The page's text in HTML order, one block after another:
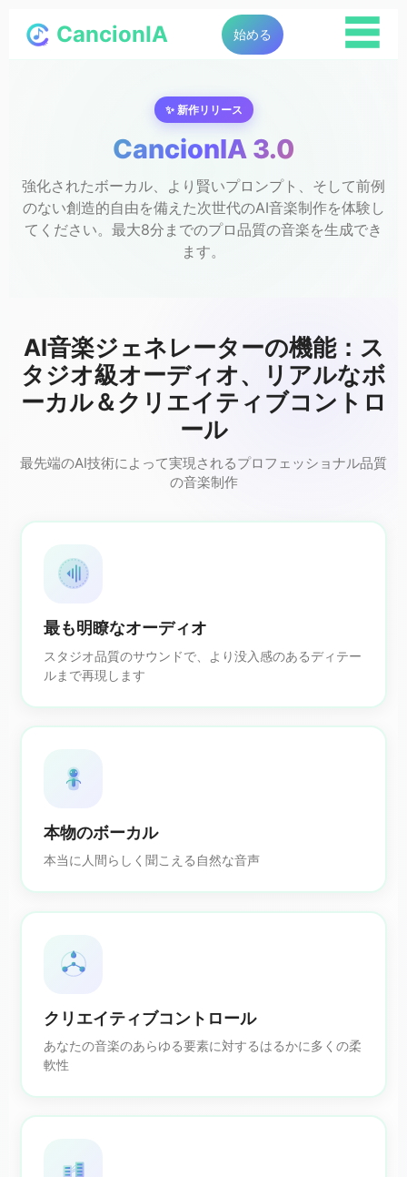
CancionIA 始める ☰
✨ 新作リリース
CancionIA 3.0
強化されたボーカル、より賢いプロンプト、そして前例
のない創造的自由を備えた次世代のAI音楽制作を体験し
てください。最大8分までのプロ品質の音楽を生成でき
ます。
AI音楽ジェネレーターの機能：ス
タジオ級オーディオ、リアルなボ
ーカル＆クリエイティブコントロ
ール
最先端のAI技術によって実現されるプロフェッショナル品質
の音楽制作
最も明瞭なオーディオ
スタジオ品質のサウンドで、より没入感のあるディテー
ルまで再現します
本物のボーカル
本当に人間らしく聞こえる自然な音声
クリエイティブコントロール
あなたの音楽のあらゆる要素に対するはるかに多くの柔
軟性